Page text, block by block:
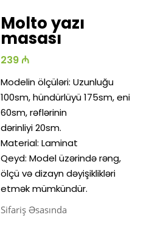
Media
Gallery
Molto yazı
masası
239 ₼
Modelin ölçüləri: Uzunluğu
100sm, hündürlüyü 175sm, eni
60sm, rəflərinin
dərinliyi 20sm.
Material: Laminat
Qeyd: Model üzərində rəng,
ölçü və dizayn dəyişiklikləri
etmək mümkündür.
Sifariş Əsasında